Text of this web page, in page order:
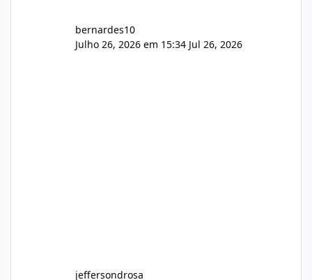
bernardes10
Julho 26, 2026 em 15:34 Jul 26, 2026
jeffersondrosa